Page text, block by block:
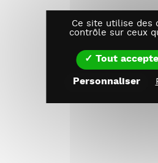
Ce site utilise des
contrôle sur ceux
Tout
Personnaliser